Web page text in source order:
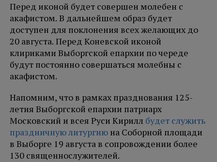
Перед иконой будет совершен молебен с
акафистом. В дальнейшем образ будет
доступен для поклонения всех желающих до
20 августа. Перед Коневской иконой
клириками Выборгской епархии по череде
будут постоянно совершаться молебны с
акафистом.
Напомним, что в рамках празднования 125-
летия Выборгской епархии патриарх
Московский и всея Руси Кирилл будет служить
праздничную литургию на Соборной площади
в Выборге 19 августа в сопровождении более
130 священнослужителей.